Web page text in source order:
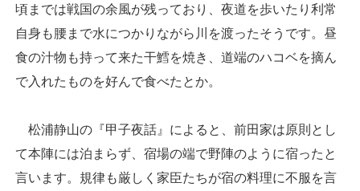
頃までは戦国の余風が残っており、夜道を歩いたり利常
自身も腰まで水につかりながら川を渡ったそうです。昼
食の汁物も持って来た干鱈を焼き、道端のハコベを摘ん
で入れたものを好んで食べたとか。
松浦静山の『甲子夜話』によると、前田家は原則とし
て本陣には泊まらず、宿場の端で野陣のように宿ったと
言います。規律も厳しく家臣たちが宿の料理に不服を言